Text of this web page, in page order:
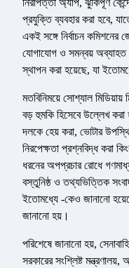
নিরাপত্তা অ্যাপ, ঝুঁকিপূর্ণ
প্রযুক্তি ব্যবহার করা হবে,
একই সঙ্গে নির্বাচন কমিশনের
যোগাযোগ ও সমন্বয় অব্যাহত
স্থাপন করা হয়েছে, যা
মতবিনিময়ে সোশ্যাল
বড় হুমকি হিসেবে উল্লেখ করা
দলকে হেয় করা, ভোটার
নিরপেক্ষতা প্রশ্নবিদ্ধ করা
ধরনের অপপ্রচার রোধে
বস্তুনিষ্ঠ ও তথ্যভিত্তিক
ইতোমধ্যে -কেও জানানো
জানানো হয়।
পরিশেষে জানানো হয়,
সরকারের সংশ্লিষ্ট মন্ত্রণালয়,